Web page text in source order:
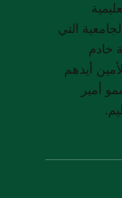
التي
خادم
أيدهم
أمير